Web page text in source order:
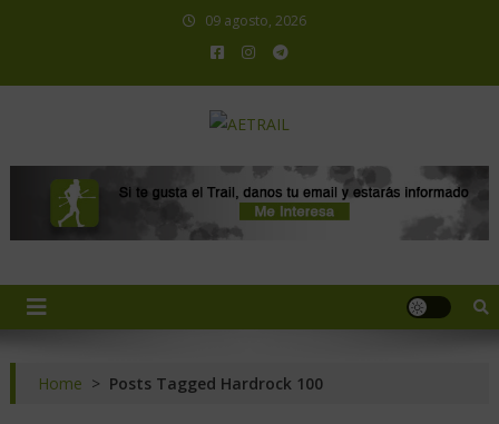
09 agosto, 2026
Home > Posts Tagged Hardrock 100